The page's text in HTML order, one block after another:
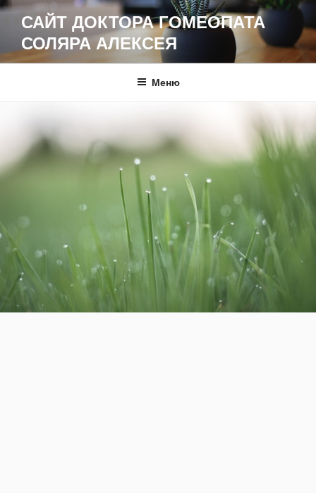
Перейти
содержимому
САЙТ ДОКТОРА ГОМЕОПАТА
СОЛЯРА АЛЕКСЕЯ
Меню